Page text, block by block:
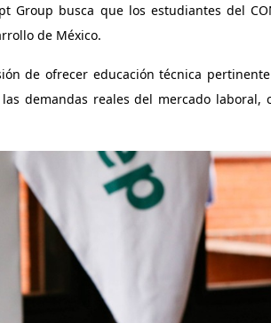
Group busca que los estudiantes del
de México.
de ofrecer educación técnica
demandas reales del mercado